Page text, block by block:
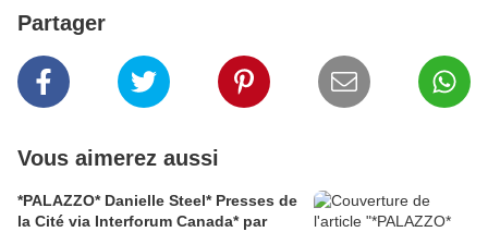
Partager
Vous aimerez aussi
*PALAZZO* Danielle Steel* Presses de
la Cité via Interforum Canada* par